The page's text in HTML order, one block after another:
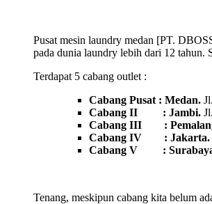
Pusat mesin laundry medan [PT.
pada dunia laundry lebih dari 12 tahun.
Terdapat 5 cabang outlet :
Cabang Pusat : Medan.
Cabang II : Jambi.
Cabang III :
Cabang IV : Jakarta.
Cabang V : Surabaya,
Tenang, meskipun cabang kita belum